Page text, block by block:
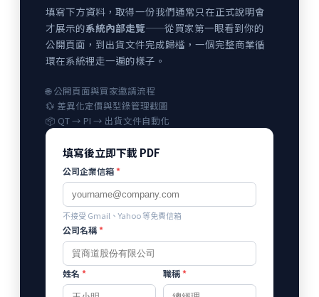
填寫下方資料，取得一份我們通常只在正式說明會
才展示的系統內部走覽——從買家第一眼看到你的
公開頁面，到出貨文件完成歸檔，一個完整商業循
環在系統裡走一遍的樣子。
🌐 公開頁面與買家邀請流程
💱 差異化定價與型錄管理截圖
📦 QT → PI → 出貨文件自動化
填寫後立即下載 PDF
公司企業信箱*
不接受 Gmail、Yahoo 等免費信箱
公司名稱*
姓名 * 職稱*